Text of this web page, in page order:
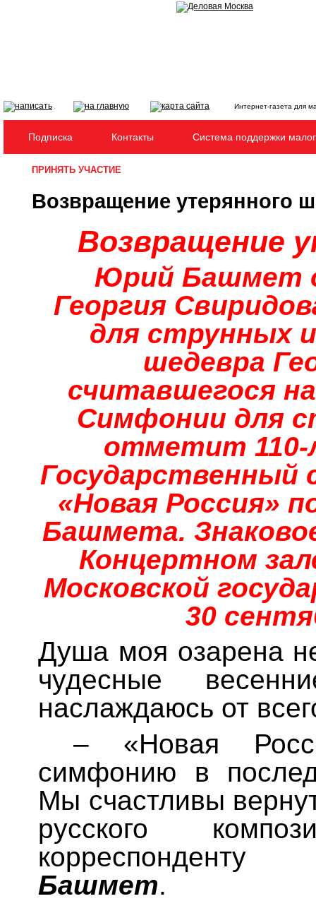
Интернет-газета для
Подписка Контакты Система поддержки
ПРИНЯТЬ УЧАСТИЕ
Возвращение утерянного
Возвращение
Юрий Башмет
Георгия
для струнных
шедевра
считавшегося
Симфонии для
отметит 110-
Государственный
«Новая Россия»
Башмета.
Концертном
Московской
30
Душа моя озарена
чудесные
наслаждаюсь от
– «Новая
симфонию в
Мы счастливы
русского
Башмет.